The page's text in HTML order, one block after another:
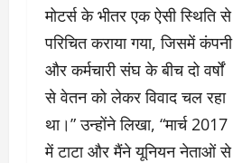
मोटर्स के भीतर एक ऐसी स्थिति से
परिचित कराया गया, जिसमें कंपनी
और कर्मचारी संघ के बीच दो वर्षों
से वेतन को लेकर विवाद चल रहा
था।” उन्होंने लिखा, “मार्च 2017
में टाटा और मैंने यूनियन नेताओं से